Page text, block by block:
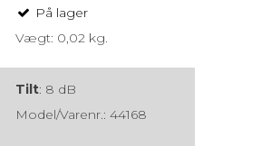
På lager
Vægt: 0,02 kg.
Tilt: 8 dB
Model/Varenr.: 44168